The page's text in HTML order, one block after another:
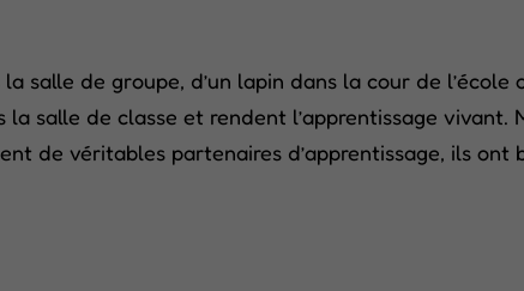
la salle de groupe, d’un lapin dans la cour de
salle de classe et rendent l’apprentissage vivant.
de véritables partenaires d’apprentissage, ils